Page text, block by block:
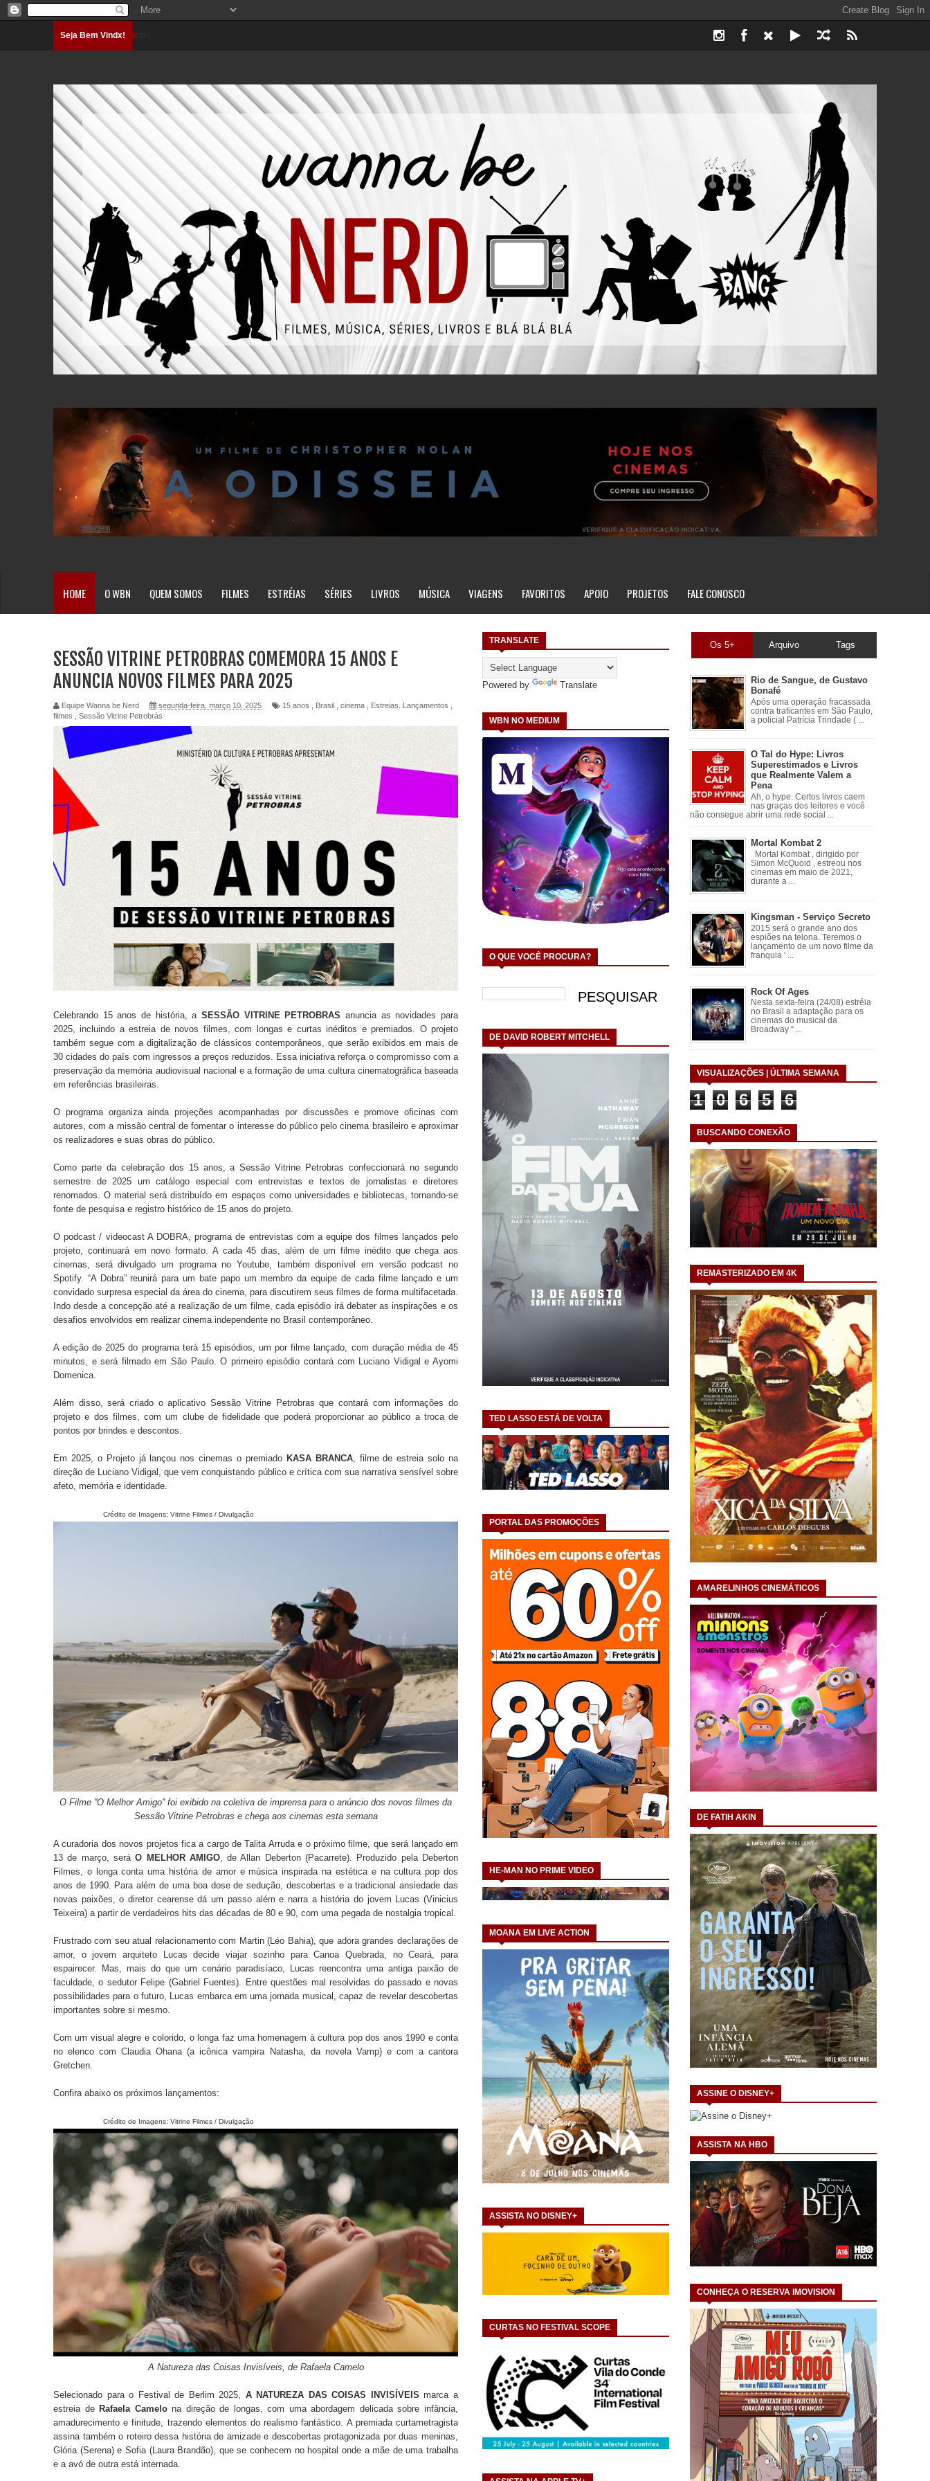
Seja Bem Vindx!Carregando...
HOME O WBN QUEM SOMOS FILMES ESTRÉIAS SÉRIES LIVROS MÚSICA VIAGENS FAVORITOS APOIO PROJETOS FALE CONOSCO
TRANSLATE
Powered by Translate
WBN NO MEDIUM
O QUE VOCÊ PROCURA?
DE DAVID ROBERT MITCHELL
TED LASSO ESTÁ DE VOLTA
PORTAL DAS PROMOÇÕES
HE-MAN NO PRIME VIDEO
MOANA EM LIVE ACTION
ASSISTA NO DISNEY+
CURTAS NO FESTIVAL SCOPE
SESSÃO VITRINE PETROBRAS COMEMORA 15 ANOS E
ANUNCIA NOVOS FILMES PARA 2025
Equipe Wanna be Nerd segunda-feira, março 10, 2025 15 anos , Brasil , cinema , Estreias. Lançamentos ,
filmes , Sessão Vitrine Petrobrás
Celebrando 15 anos de história, a SESSÃO VITRINE PETROBRAS anuncia as novidades para
2025, incluindo a estreia de novos filmes, com longas e curtas inéditos e premiados. O projeto
também segue com a digitalização de clássicos contemporâneos, que serão exibidos em mais de
30 cidades do país com ingressos a preços reduzidos. Essa iniciativa reforça o compromisso com a
preservação da memória audiovisual nacional e a formação de uma cultura cinematográfica baseada
em referências brasileiras.
O programa organiza ainda projeções acompanhadas por discussões e promove oficinas com
autores, com a missão central de fomentar o interesse do público pelo cinema brasileiro e aproximar
os realizadores e suas obras do público.
Como parte da celebração dos 15 anos, a Sessão Vitrine Petrobras confeccionará no segundo
semestre de 2025 um catálogo especial com entrevistas e textos de jornalistas e diretores
renomados. O material será distribuído em espaços como universidades e bibliotecas, tornando-se
fonte de pesquisa e registro histórico de 15 anos do projeto.
O podcast / videocast A DOBRA, programa de entrevistas com a equipe dos filmes lançados pelo
projeto, continuará em novo formato. A cada 45 dias, além de um filme inédito que chega aos
cinemas, será divulgado um programa no Youtube, também disponível em versão podcast no
Spotify. “A Dobra” reunirá para um bate papo um membro da equipe de cada filme lançado e um
convidado surpresa especial da área do cinema, para discutirem seus filmes de forma multifacetada.
Indo desde a concepção até a realização de um filme, cada episódio irá debater as inspirações e os
desafios envolvidos em realizar cinema independente no Brasil contemporâneo.
A edição de 2025 do programa terá 15 episódios, um por filme lançado, com duração média de 45
minutos, e será filmado em São Paulo. O primeiro episódio contará com Luciano Vidigal e Ayomi
Domenica.
Além disso, será criado o aplicativo Sessão Vitrine Petrobras que contará com informações do
projeto e dos filmes, com um clube de fidelidade que poderá proporcionar ao público a troca de
pontos por brindes e descontos.
Em 2025, o Projeto já lançou nos cinemas o premiado KASA BRANCA, filme de estreia solo na
direção de Luciano Vidigal, que vem conquistando público e crítica com sua narrativa sensível sobre
afeto, memória e identidade.
Crédito de Imagens: Vitrine Filmes / Divulgação
O Filme ''O Melhor Amigo'' foi exibido na coletiva de imprensa para o anúncio dos novos filmes da
Sessão Vitrine Petrobras e chega aos cinemas esta semana
A curadoria dos novos projetos fica a cargo de Talita Arruda e o próximo filme, que será lançado em
13 de março, seráO MELHOR AMIGO, de Allan Deberton (Pacarrete). Produzido pela Deberton
Filmes, o longa conta uma história de amor e música inspirada na estética e na cultura pop dos
anos de 1990. Para além de uma boa dose de sedução, descobertas e a tradicional ansiedade das
novas paixões, o diretor cearense dá um passo além e narra a história do jovem Lucas (Vinicius
Teixeira) a partir de verdadeiros hits das décadas de 80 e 90, com uma pegada de nostalgia tropical.
Frustrado com seu atual relacionamento com Martin (Léo Bahia), que adora grandes declarações de
amor, o jovem arquiteto Lucas decide viajar sozinho para Canoa Quebrada, no Ceará, para
espairecer. Mas, mais do que um cenário paradisíaco, Lucas reencontra uma antiga paixão de
faculdade, o sedutor Felipe (Gabriel Fuentes). Entre questões mal resolvidas do passado e novas
possibilidades para o futuro, Lucas embarca em uma jornada musical, capaz de revelar descobertas
importantes sobre si mesmo.
Com um visual alegre e colorido, o longa faz uma homenagem à cultura pop dos anos 1990 e conta
no elenco com Claudia Ohana (a icônica vampira Natasha, da novela Vamp) e com a cantora
Gretchen.
Confira abaixo os próximos lançamentos:
Crédito de Imagens: Vitrine Filmes / Divulgação
A Natureza das Coisas Invisíveis, de Rafaela Camelo
Selecionado para o Festival de Berlim 2025, A NATUREZA DAS COISAS INVISÍVEIS marca a
estreia deRafaela Camelona direção de longas, com uma abordagem delicada sobre infância,
amadurecimento e finitude, trazendo elementos do realismo fantástico. A premiada curtametragista
assina também o roteiro dessa história de amizade e descobertas protagonizada por duas meninas,
Glória (Serena) e Sofia (Laura Brandão), que se conhecem no hospital onde a mãe de uma trabalha
e a avó de outra está internada.
Os 5+ Arquivo Tags
Rio de Sangue, de Gustavo
Bonafé
Após uma operação fracassada
contra traficantes em São Paulo,
a policial Patrícia Trindade ( ...
O Tal do Hype: Livros
Superestimados e Livros
que Realmente Valem a
Pena
Ah, o hype. Certos livros caem
nas graças dos leitores e você
não consegue abrir uma rede social ...
Mortal Kombat 2
Mortal Kombat , dirigido por
Simon McQuoid , estreou nos
cinemas em maio de 2021,
durante a ...
Kingsman - Serviço Secreto
2015 será o grande ano dos
espiões na telona. Teremos o
lançamento de um novo filme da
franquia ' ...
Rock Of Ages
Nesta sexta-feira (24/08) estréia
no Brasil a adaptação para os
cinemas do musical da
Broadway “ ...
VISUALIZAÇÕES | ÚLTIMA SEMANA
1 0 6 5 6
BUSCANDO CONEXÃO
REMASTERIZADO EM 4K
AMARELINHOS CINEMÁTICOS
DE FATIH AKIN
ASSINE O DISNEY+
ASSISTA NA HBO
CONHEÇA O RESERVA IMOVISION